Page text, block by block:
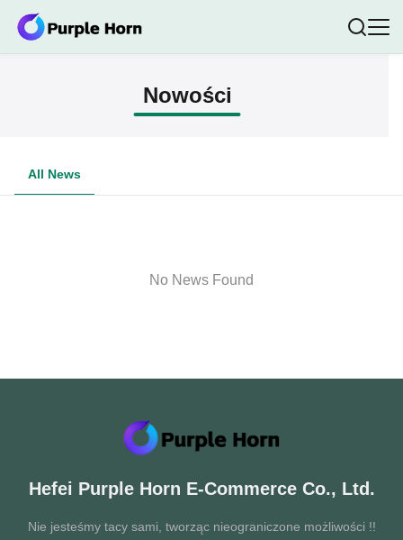
Nowości
All News
No News Found
Hefei Purple Horn E-Commerce Co., Ltd.
Nie jesteśmy tacy sami, tworząc nieograniczone możliwości !!